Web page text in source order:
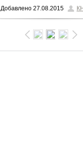
800x533/ 90.3Kb
Добавлено 27.08.2015